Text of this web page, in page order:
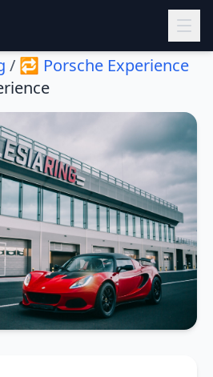
/ 🔁 Porsche Experience